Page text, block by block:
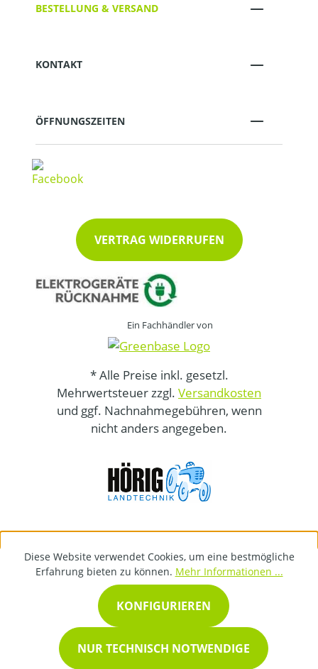
BESTELLUNG & VERSAND
KONTAKT
ÖFFNUNGSZEITEN
VERTRAG WIDERRUFEN
Ein Fachhändler von
* Alle Preise inkl. gesetzl.
Mehrwertsteuer zzgl. Versandkosten
und ggf. Nachnahmegebühren, wenn
nicht anders angegeben.
Diese Website verwendet Cookies, um eine bestmögliche
Erfahrung bieten zu können. Mehr Informationen ...
NUR TECHNISCH NOTWENDIGE
KONFIGURIEREN